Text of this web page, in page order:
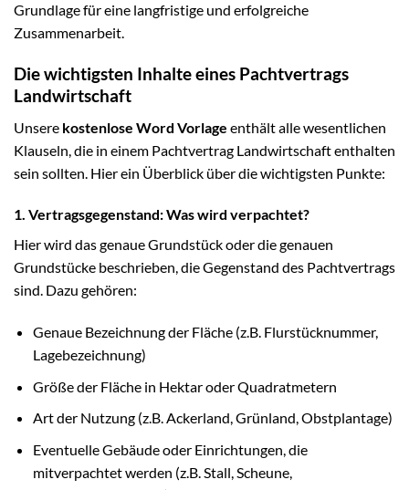
Grundlage für eine langfristige und erfolgreiche
Zusammenarbeit.
Die wichtigsten Inhalte eines Pachtvertrags
Landwirtschaft
Unsere kostenlose Word Vorlage enthält alle wesentlichen
Klauseln, die in einem Pachtvertrag Landwirtschaft enthalten
sein sollten. Hier ein Überblick über die wichtigsten Punkte:
1. Vertragsgegenstand: Was wird verpachtet?
Hier wird das genaue Grundstück oder die genauen
Grundstücke beschrieben, die Gegenstand des Pachtvertrags
sind. Dazu gehören:
Genaue Bezeichnung der Fläche (z.B. Flurstücknummer,
Lagebezeichnung)
Größe der Fläche in Hektar oder Quadratmetern
Art der Nutzung (z.B. Ackerland, Grünland, Obstplantage)
Eventuelle Gebäude oder Einrichtungen, die
mitverpachtet werden (z.B. Stall, Scheune,